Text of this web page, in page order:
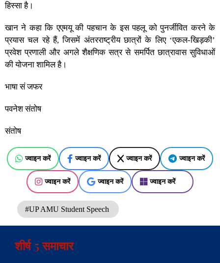
हिस्सा है।
खान ने कहा कि एएमयू की पहचान के इस पहलू को पुनर्जीवित करने के
प्रयास चल रहे हैं, जिसमें अंतरराष्ट्रीय छात्रों के लिए ‘एकल-खिड़की’
प्रवेश प्रणाली और अगले शैक्षणिक सत्र से समर्पित छात्रावास सुविधाओं
की योजना शामिल है।
भाषा सं जफर
पवनेश संतोष
संतोष
ज्वाइन करें ज्वाइन करें ज्वाइन करें ज्वाइन करें
ज्वाइन करें ज्वाइन करें ज्वाइन करें
#UP AMU Student Speech
शीर्ष 5 समाचार